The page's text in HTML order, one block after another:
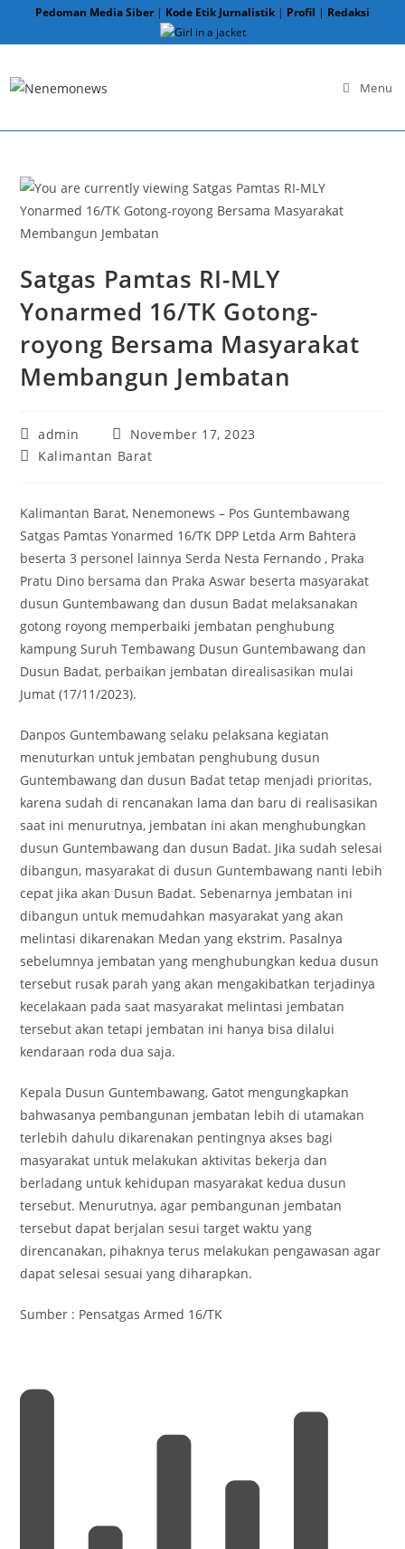
Pedoman Media Siber| Kode Etik Jurnalistik | Profil | Redaksi
Menu
Satgas Pamtas RI-MLY
Yonarmed 16/TK Gotong-
royong Bersama Masyarakat
Membangun Jembatan
Post
author:
admin
Post
published:
November 17, 2023
PostKalimantan Barat
Kalimantan Barat, Nenemonews – Pos Guntembawang
Satgas Pamtas Yonarmed 16/TK DPP Letda Arm Bahtera
beserta 3 personel lainnya Serda Nesta Fernando , Praka
Pratu Dino bersama dan Praka Aswar beserta masyarakat
dusun Guntembawang dan dusun Badat melaksanakan
gotong royong memperbaiki jembatan penghubung
kampung Suruh Tembawang Dusun Guntembawang dan
Dusun Badat, perbaikan jembatan direalisasikan mulai
Jumat (17/11/2023).
Danpos Guntembawang selaku pelaksana kegiatan
menuturkan untuk jembatan penghubung dusun
Guntembawang dan dusun Badat tetap menjadi prioritas,
karena sudah di rencanakan lama dan baru di realisasikan
saat ini menurutnya, jembatan ini akan menghubungkan
dusun Guntembawang dan dusun Badat. Jika sudah selesai
dibangun, masyarakat di dusun Guntembawang nanti lebih
cepat jika akan Dusun Badat. Sebenarnya jembatan ini
dibangun untuk memudahkan masyarakat yang akan
melintasi dikarenakan Medan yang ekstrim. Pasalnya
sebelumnya jembatan yang menghubungkan kedua dusun
tersebut rusak parah yang akan mengakibatkan terjadinya
kecelakaan pada saat masyarakat melintasi jembatan
tersebut akan tetapi jembatan ini hanya bisa dilalui
kendaraan roda dua saja.
Kepala Dusun Guntembawang, Gatot mengungkapkan
bahwasanya pembangunan jembatan lebih di utamakan
terlebih dahulu dikarenakan pentingnya akses bagi
masyarakat untuk melakukan aktivitas bekerja dan
berladang untuk kehidupan masyarakat kedua dusun
tersebut. Menurutnya, agar pembangunan jembatan
tersebut dapat berjalan sesui target waktu yang
direncanakan, pihaknya terus melakukan pengawasan agar
dapat selesai sesuai yang diharapkan.
Sumber : Pensatgas Armed 16/TK